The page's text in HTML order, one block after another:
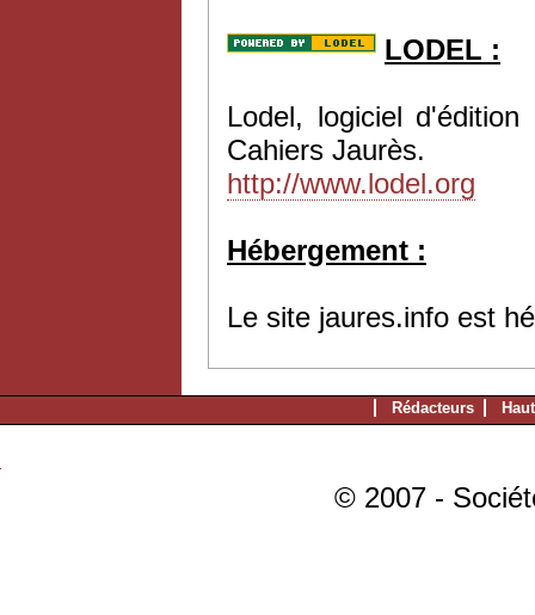
LODEL :
Lodel, logiciel
Cahiers Jaurès.
http://www.lodel.org
Hébergement :
Le site jaures.info est
Rédacteurs
© 2007 -